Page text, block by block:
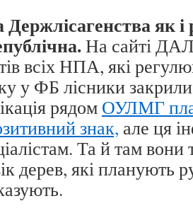
як і
На сайті
всіх НПА, які
у ФБ лісники
рядом ОУЛМГ
знак, але ця
Та й там вони
дерев, які планують